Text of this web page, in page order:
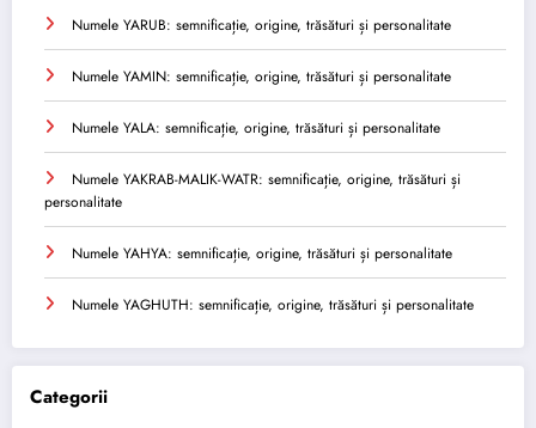
Numele YARUB: semnificație, origine, trăsături și personalitate
Numele YAMIN: semnificație, origine, trăsături și personalitate
Numele YALA: semnificație, origine, trăsături și personalitate
Numele YAKRAB-MALIK-WATR: semnificație, origine, trăsături și
personalitate
Numele YAHYA: semnificație, origine, trăsături și personalitate
Numele YAGHUTH: semnificație, origine, trăsături și personalitate
Categorii